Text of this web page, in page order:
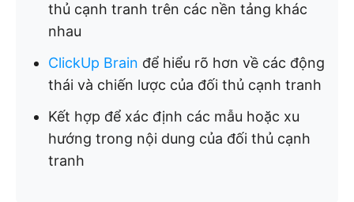
thủ cạnh tranh trên các nền tảng khác
nhau
ClickUp Brain để hiểu rõ hơn về các động
thái và chiến lược của đối thủ cạnh tranh
Kết hợp để xác định các mẫu hoặc xu
hướng trong nội dung của đối thủ cạnh
tranh